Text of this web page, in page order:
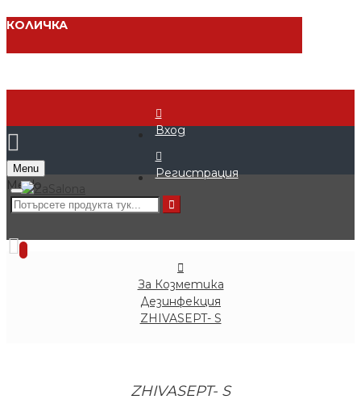
КОЛИЧКА
Вход
Регистрация
Menu
0
За Козметика
Дезинфекция
ZHIVASEPT- S
ZHIVASEPT- S